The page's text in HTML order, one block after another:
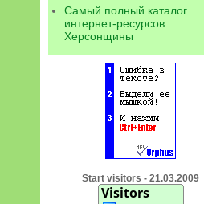
Самый полный каталог
интернет-ресурсов
Херсонщины
Start visitors - 21.03.2009